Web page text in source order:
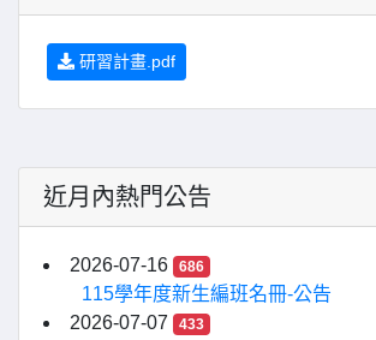
研習計畫.pdf
近月內熱門公告
2026-07-16 686
115學年度新生編班名冊-公告
2026-07-07
433